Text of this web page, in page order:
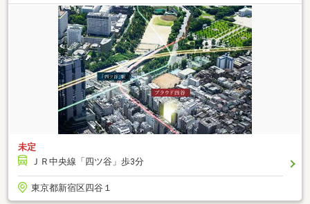
未定
ＪＲ中央線「四ツ谷」歩3分
東京都新宿区四谷１